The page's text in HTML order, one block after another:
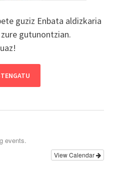
guziz Enbata aldizkaria
gutunontzian.
events.
View Calendar